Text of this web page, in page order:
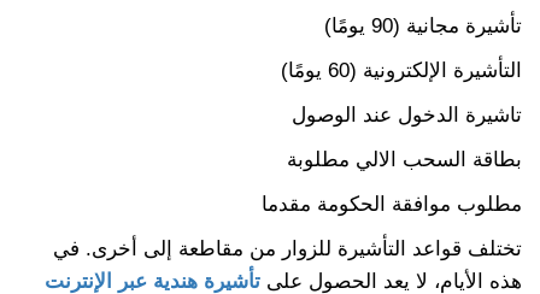
تأشيرة مجانية (90 يومًا)
التأشيرة الإلكترونية (60 يومًا)
تاشيرة الدخول عند الوصول
بطاقة السحب الالي مطلوبة
مطلوب موافقة الحكومة مقدما
تختلف قواعد التأشيرة للزوار من مقاطعة إلى أخرى. في
هذه الأيام، لا يعد الحصول على تأشيرة هندية عبر الإنترنت